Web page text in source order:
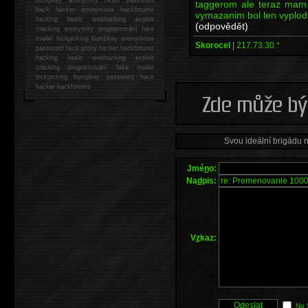
taggerom ale teraz
vymazanim bol len
(odpovědět)
Skorocel | 217.73.30.*
Svou ideální brigádu
Jméno:
Nadpis:
Vzkaz:
No
hackhacker anonymous hackforums
hackingheslo webhacking exploit
cracking anonymity programování fake
mailer lockpicking bumpkey anonymous
password hack proxy hacker hackforums
hacking heslo webhacking exploit
cracking programování fake mailer
lockpicking bumpkey password hack
hackerhackforums